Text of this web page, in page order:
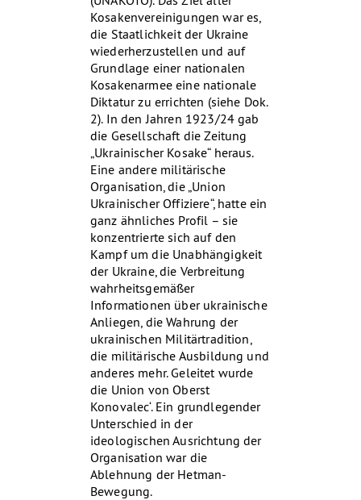
Kosakenvereinigungen war es,
die Staatlichkeit der Ukraine
wiederherzustellen und auf
Grundlage einer nationalen
Kosakenarmee eine nationale
Diktatur zu errichten (siehe Dok.
2). In den Jahren 1923/24 gab
die Gesellschaft die Zeitung
„Ukrainischer Kosake“ heraus.
Eine andere militärische
Organisation, die „Union
Ukrainischer Offiziere“, hatte ein
ganz ähnliches Profil – sie
konzentrierte sich auf den
Kampf um die Unabhängigkeit
der Ukraine, die Verbreitung
wahrheitsgemäßer
Informationen über ukrainische
Anliegen, die Wahrung der
ukrainischen Militärtradition,
die militärische Ausbildung und
anderes mehr. Geleitet wurde
die Union von Oberst
Konovalec‘. Ein grundlegender
Unterschied in der
ideologischen Ausrichtung der
Organisation war die
Ablehnung der Hetman-
Bewegung.